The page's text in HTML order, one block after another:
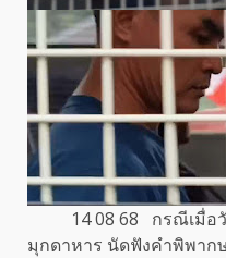
14 08 68 กรณีเมื่อวัน
มุกดาหาร นัดฟังคำพิพา